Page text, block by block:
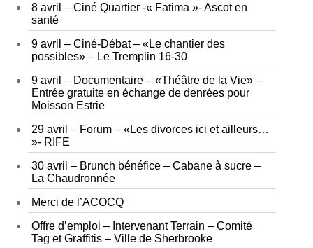
8 avril – Ciné Quartier -« Fatima »- Ascot en
santé
9 avril – Ciné-Débat – «Le chantier des
possibles» – Le Tremplin 16-30
9 avril – Documentaire – «Théâtre de la Vie» –
Entrée gratuite en échange de denrées pour
Moisson Estrie
29 avril – Forum – «Les divorces ici et ailleurs…
»- RIFE
30 avril – Brunch bénéfice – Cabane à sucre –
La Chaudronnée
Merci de l’ACOCQ
Offre d’emploi – Intervenant Terrain – Comité
Tag et Graffitis – Ville de Sherbrooke